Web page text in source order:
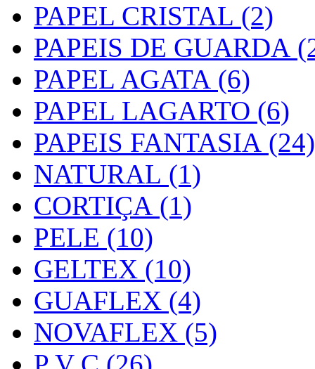
PAPEL CRISTAL (2)
PAPEIS DE GUARDA
PAPEL AGATA (6)
PAPEL LAGARTO (6)
PAPEIS FANTASIA (24)
NATURAL (1)
CORTIÇA (1)
PELE (10)
GELTEX (10)
GUAFLEX (4)
NOVAFLEX (5)